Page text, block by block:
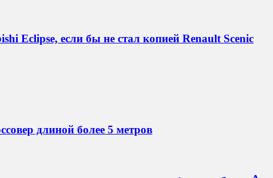
Eclipse, если бы не стал копией Renault Scenic
длиной более 5 метров